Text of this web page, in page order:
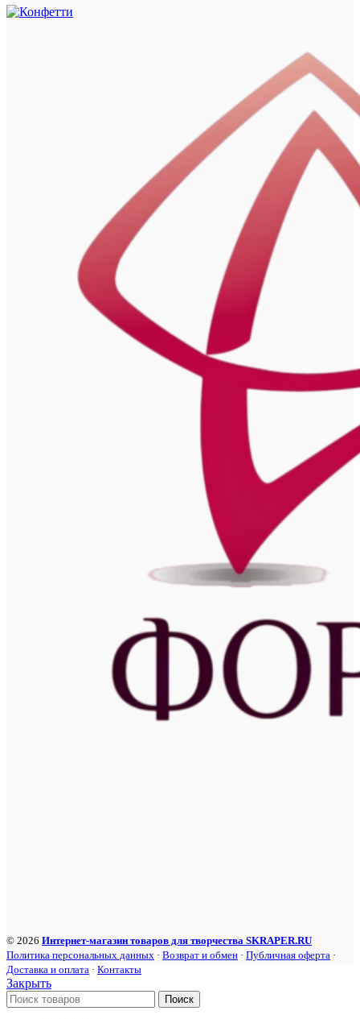
© 2026 Интернет-магазин товаров для творчества SKRAPER.RU
Политика персональных данных · Возврат и обмен · Публичная оферта ·
Доставка и оплата · Контакты
Закрыть
Поиск